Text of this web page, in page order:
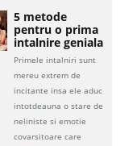
5 metode
pentru o prima
intalnire geniala
Primele intalniri sunt
mereu extrem de
incitante insa ele aduc
intotdeauna o stare de
neliniste si emotie
covarsitoare care